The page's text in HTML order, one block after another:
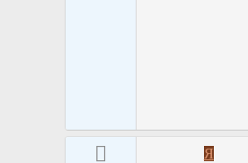
Я